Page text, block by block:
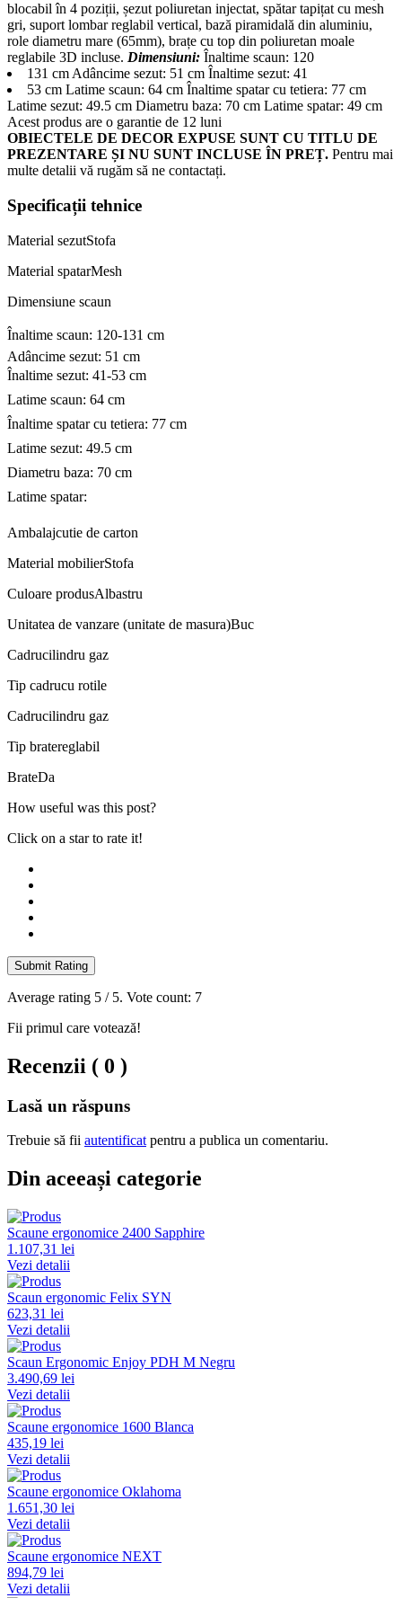
blocabil în 4 poziții, șezut poliuretan injectat, spătar tapițat cu mesh
gri, suport lombar reglabil vertical, bază piramidală din aluminiu,
role diametru mare (65mm), brațe cu top din poliuretan moale
reglabile 3D incluse. Dimensiuni: Înaltime scaun: 120
131 cm Adâncime sezut: 51 cm Înaltime sezut: 41
53 cm Latime scaun: 64 cm Înaltime spatar cu tetiera: 77 cm
Latime sezut: 49.5 cm Diametru baza: 70 cm Latime spatar: 49 cm
Acest produs are o garantie de 12 luni
OBIECTELE DE DECOR EXPUSE SUNT CU TITLU DE
PREZENTARE ȘI NU SUNT INCLUSE ÎN PREȚ. Pentru mai
multe detalii vă rugăm să ne contactați.
Specificații tehnice
Material sezutStofa
Material spatarMesh
Dimensiune scaun
Înaltime scaun: 120-131 cm
Adâncime sezut: 51 cm
Înaltime sezut: 41-53 cm
Latime scaun: 64 cm
Înaltime spatar cu tetiera: 77 cm
Latime sezut: 49.5 cm
Diametru baza: 70 cm
Latime spatar:
Ambalajcutie de carton
Material mobilierStofa
Culoare produsAlbastru
Unitatea de vanzare (unitate de masura)Buc
Cadrucilindru gaz
Tip cadrucu rotile
Cadrucilindru gaz
Tip bratereglabil
BrateDa
How useful was this post?
Click on a star to rate it!
Submit Rating
Average rating 5 / 5. Vote count: 7
Fii primul care votează!
Recenzii ( 0 )
Lasă un răspuns
Trebuie să fii autentificat pentru a publica un comentariu.
Din aceeași categorie
Scaune ergonomice 2400 Sapphire
1.107,31 lei
Vezi detalii
Scaun ergonomic Felix SYN
623,31 lei
Vezi detalii
Scaun Ergonomic Enjoy PDH M Negru
3.490,69 lei
Vezi detalii
Scaune ergonomice 1600 Blanca
435,19 lei
Vezi detalii
Scaune ergonomice Oklahoma
1.651,30 lei
Vezi detalii
Scaune ergonomice NEXT
894,79 lei
Vezi detalii